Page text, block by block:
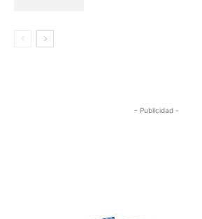
- Publicidad -